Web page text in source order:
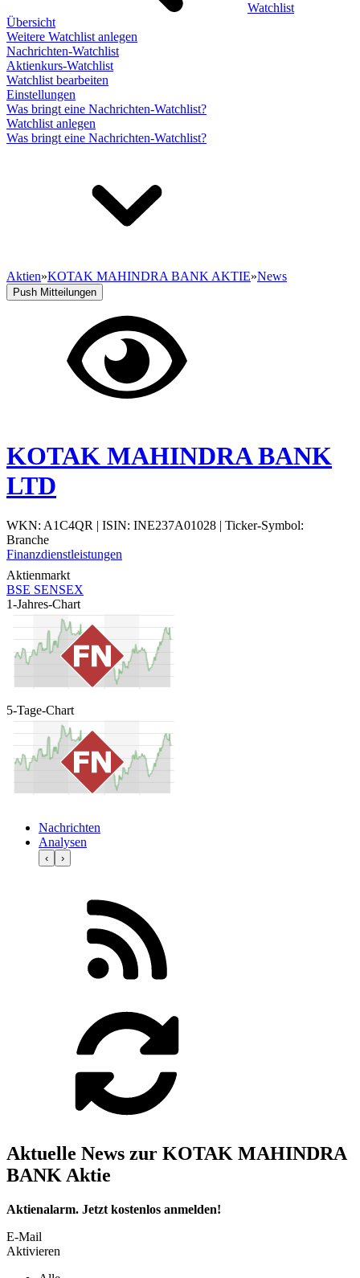
Watchlist
Übersicht
Weitere Watchlist anlegen
Nachrichten-Watchlist
Aktienkurs-Watchlist
Watchlist bearbeiten
Einstellungen
Was bringt eine Nachrichten-Watchlist?
Watchlist anlegen
Was bringt eine Nachrichten-Watchlist?
Aktien»KOTAK MAHINDRA BANK AKTIE»News
Push Mitteilungen
KOTAK MAHINDRA BANK
LTD
WKN: A1C4QR | ISIN: INE237A01028 | Ticker-Symbol:
Branche
Finanzdienstleistungen
Aktienmarkt
BSE SENSEX
1-Jahres-Chart
5-Tage-Chart
Nachrichten
Analysen
‹ ›
Aktuelle News zur KOTAK MAHINDRA
BANK Aktie
Aktienalarm. Jetzt kostenlos anmelden!
E-Mail
Aktivieren